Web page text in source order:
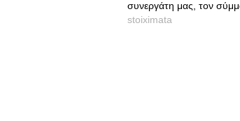
συνεργάτη μας, τον
stoiximata